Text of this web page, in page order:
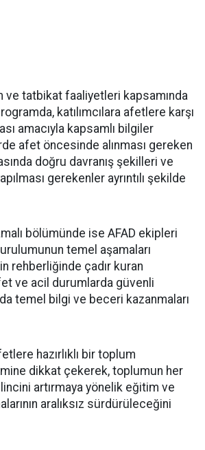
ve tatbikat faaliyetleri kapsamında
katılımcılara afetlere karşı
amacıyla kapsamlı bilgiler
afet öncesinde alınması gereken
doğru davranış şekilleri ve
gerekenler ayrıntılı şekilde
bölümünde ise AFAD ekipleri
temel aşamaları
rehberliğinde çadır kuran
ve acil durumlarda güvenli
temel bilgi ve beceri kazanmaları
hazırlıklı bir toplum
dikkat çekerek, toplumun her
artırmaya yönelik eğitim ve
aralıksız sürdürüleceğini